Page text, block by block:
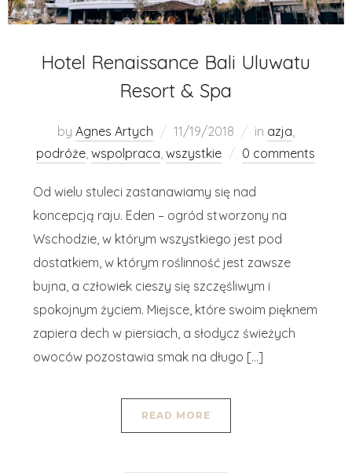
Hotel Renaissance Bali Uluwatu
Resort & Spa
by Agnes Artych 11/19/2018 in azja,
podróże,wspolpraca,wszystkie 0 comments
Od wielu stuleci zastanawiamy się nad
koncepcją raju. Eden – ogród stworzony na
Wschodzie, w którym wszystkiego jest pod
dostatkiem, w którym roślinność jest zawsze
bujna, a człowiek cieszy się szczęśliwym i
spokojnym życiem. Miejsce, które swoim pięknem
zapiera dech w piersiach, a słodycz świeżych
owoców pozostawia smak na długo […]
READ MORE